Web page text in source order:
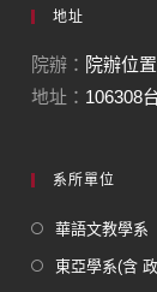
地址
院辦： 院辦位置
地址： 106308
系所單位
華語文教學系
東亞學系(含